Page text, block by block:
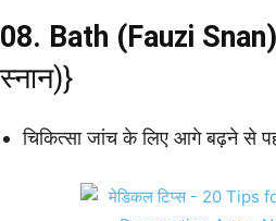
08. Bath (Fauzi Snan)
स्नान)}
चिकित्सा जांच के लिए आगे बढ़ने से